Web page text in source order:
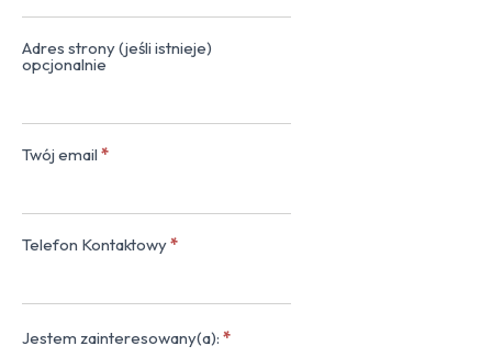
Adres strony (jeśli istnieje)
opcjonalnie
Twój email *
Telefon Kontaktowy*
Jestem zainteresowany(a): *